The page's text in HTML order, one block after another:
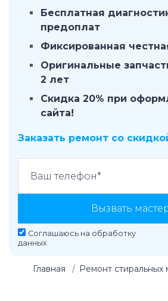
Бесплатная
предоплат
Фиксированная
Оригинальные
2 лет
Скидка 20% при
сайта!
Заказать ремонт со
Вызвать
Соглашаюсь на обработку
данных
Главная Ремонт